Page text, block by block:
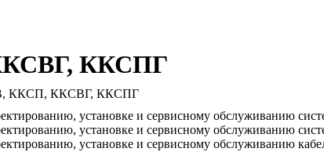
ККСПГ
ККСП, ККСВГ, ККСПГ
установке и сервисному обслуживанию
установке и сервисному обслуживанию
установке и сервисному обслуживанию